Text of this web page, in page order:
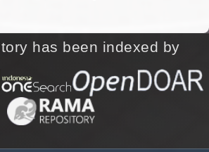
has been indexed by